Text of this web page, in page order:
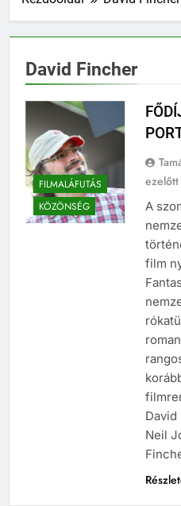
David Fincher
FILMALÁFUTÁS
KÖZÖNSÉG
ezelőtt
A
film
Neil